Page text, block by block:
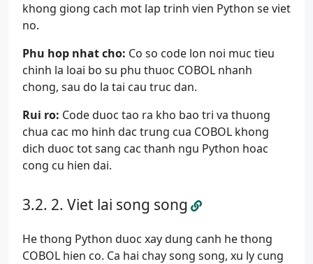
khong giong cach mot lap trinh vien Python se viet
no.
Phu hop nhat cho: Co so code lon noi muc tieu
chinh la loai bo su phu thuoc COBOL nhanh
chong, sau do la tai cau truc dan.
Rui ro: Code duoc tao ra kho bao tri va thuong
chua cac mo hinh dac trung cua COBOL khong
dich duoc tot sang cac thanh ngu Python hoac
cong cu hien dai.
2. Viet lai song song
He thong Python duoc xay dung canh he thong
COBOL hien co. Ca hai chay song song, xu ly cung